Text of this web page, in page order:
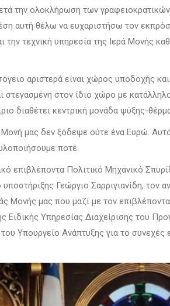
την ολοκλήρωση των
αυτή θέλω να ευχαριστήσω τον
τεχνική υπηρεσία της Ιερά Μονής
αριστερά είναι χώρος υποδοχής
στεγασμένη στον ίδιο χώρο με
διαθέτει κεντρική μονάδα ψύξης-
μας δεν ξόδεψε ούτε ένα Ευρώ.
ποτέ.
επιβλέποντα Πολιτικό Μηχανικό
Γεώργιο Σαρριγιανίδη,
Μονής μας που μαζί με τον
Υπηρεσίας Διαχείρισης του
Υπουργείο Ανάπτυξης για το